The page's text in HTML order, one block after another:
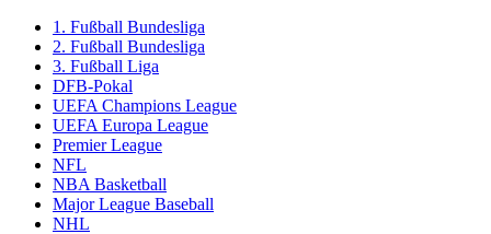
1. Fußball Bundesliga
2. Fußball Bundesliga
3. Fußball Liga
DFB-Pokal
UEFA Champions League
UEFA Europa League
Premier League
NFL
NBA Basketball
Major League Baseball
NHL